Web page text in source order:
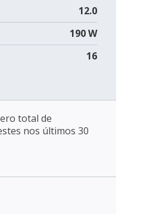
12.0
190 W
16
total de
nos últimos 30